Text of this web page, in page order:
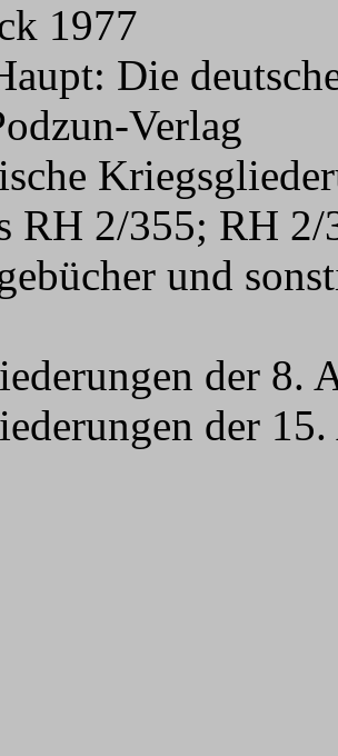
1977
Die
Verlag
RH 2/355; RH
und
der 8.
der